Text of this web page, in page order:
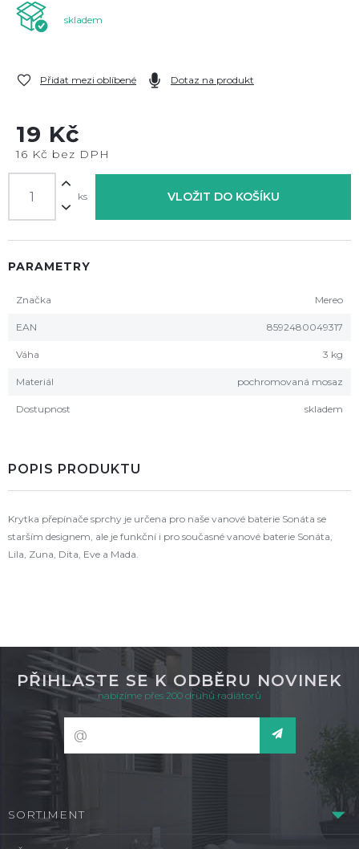
skladem
Přidat mezi oblíbené Dotaz na produkt
19 Kč
16 Kč bez DPH
ks VLOŽIT DO KOŠÍKU
PARAMETRY
Značka Mereo
EAN 8592480049317
Váha 3 kg
Materiál pochromovaná mosaz
Dostupnost skladem
POPIS PRODUKTU
Krytka přepínače sprchy je určena pro naše vanové baterie Sonáta se
starším designem, ale je funkční i pro současné vanové baterie Sonáta,
Lila, Zuna, Dita, Eve a Mada.
PŘIHLASTE SE K ODBĚRU NOVINEK
nabízíme přes 200 druhů radiátorů
SORTIMENT